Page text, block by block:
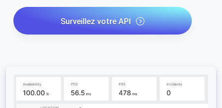
Surveillez votre API